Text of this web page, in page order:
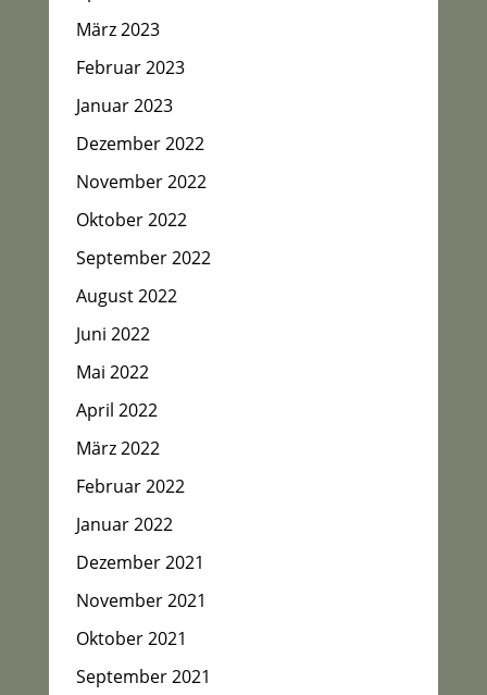
März 2023
Februar 2023
Januar 2023
Dezember 2022
November 2022
Oktober 2022
September 2022
August 2022
Juni 2022
Mai 2022
April 2022
März 2022
Februar 2022
Januar 2022
Dezember 2021
November 2021
Oktober 2021
September 2021